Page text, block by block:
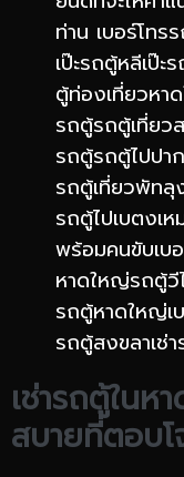
ท่าน เบอร์โทร
เป๊ะรถตู้หลีเป๊
ตู้ท่องเที่ยวหา
รถตู้รถตู้เที่ยว
รถตู้รถตู้ไปปา
รถตู้เที่ยวพัทลุ
รถตู้ไปเบตงเ
พร้อมคนขับเบ
หาดใหญ่รถตู้วี
รถตู้หาดใหญ่เ
รถตู้สงขลาเช่
เช่ารถตู้ในห
สบายที่ตอบ